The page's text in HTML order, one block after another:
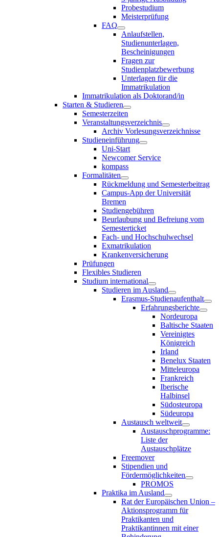
Probestudium
Meisterprüfung
FAQ
Anlaufstellen,
Studienunterlagen,
Bescheinigungen
Fragen zur
Studienplatzbewerbung
Unterlagen für die
Immatrikulation
Immatrikulation als Doktorand/in
Starten & Studieren
Semesterzeiten
Veranstaltungsverzeichnis
Archiv Vorlesungsverzeichnisse
Studieneinführung
Uni-Start
Newcomer Service
kompass
Formalitäten
Rückmeldung und Semesterbeitrag
Campus-App der Universität
Bremen
Studiengebühren
Beurlaubung und Befreiung vom
Semesterticket
Fach- und Hochschulwechsel
Exmatrikulation
Krankenversicherung
Prüfungen
Flexibles Studieren
Studium international
Studieren im Ausland
Erasmus-Studienaufenthalt
Erfahrungsberichte
Nordeuropa
Baltische Staaten
Vereinigtes
Königreich
Irland
Benelux Staaten
Mitteleuropa
Frankreich
Iberische
Halbinsel
Südosteuropa
Südeuropa
Austausch weltweit
Austauschprogramme:
Liste der
Austauschplätze
Freemover
Stipendien und
Fördermöglichkeiten
PROMOS
Praktika im Ausland
Rat der Europäischen Union –
Aktionsprogramm für
Praktikanten und
Praktikantinnen mit einer